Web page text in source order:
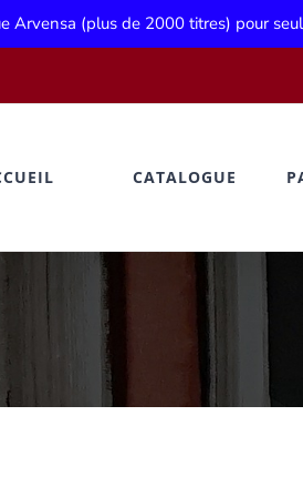
Arvensa (plus de 2000 titres) pour
CATALOGUE